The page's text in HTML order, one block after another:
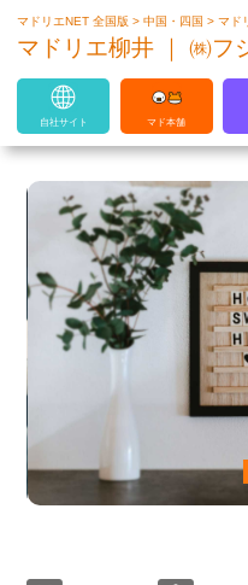
マドリエは
クリアした
マドリエNET 全国版>中国・四国>マド
マドリエ柳井 ｜ ㈱フ
自社サイト マド本舗